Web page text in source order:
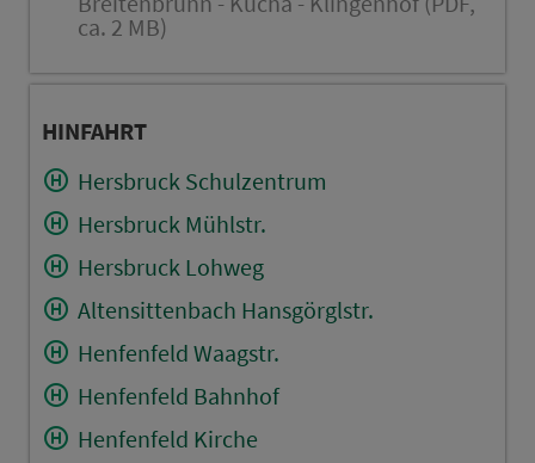
ca. 2 MB)
HINFAHRT
Hersbruck Schulzentrum
Hersbruck Mühlstr.
Hersbruck Lohweg
Altensittenbach Hansgörglstr.
Henfenfeld Waagstr.
Henfenfeld Bahnhof
Henfenfeld Kirche